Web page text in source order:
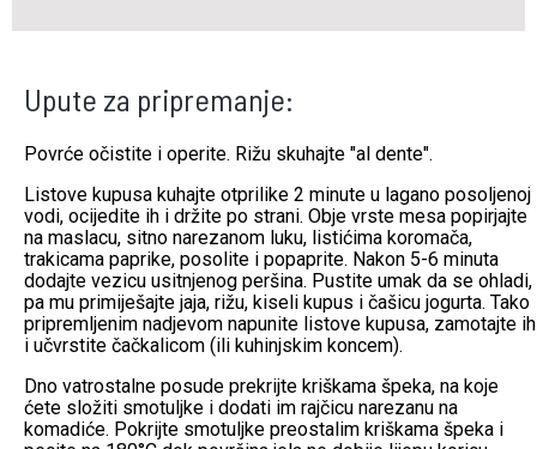
Upute za pripremanje:
Povrće očistite i operite. Rižu skuhajte "al dente".
Listove kupusa kuhajte otprilike 2 minute u lagano posoljenoj
vodi, ocijedite ih i držite po strani. Obje vrste mesa popirjajte
na maslacu, sitno narezanom luku, listićima koromača,
trakicama paprike, posolite i popaprite. Nakon 5-6 minuta
dodajte vezicu usitnjenog peršina. Pustite umak da se ohladi,
pa mu primiješajte jaja, rižu, kiseli kupus i čašicu jogurta. Tako
pripremljenim nadjevom napunite listove kupusa, zamotajte ih
i učvrstite čačkalicom (ili kuhinjskim koncem).
Dno vatrostalne posude prekrijte kriškama špeka, na koje
ćete složiti smotuljke i dodati im rajčicu narezanu na
komadiće. Pokrijte smotuljke preostalim kriškama špeka i